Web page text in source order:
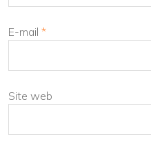
E-mail *
Site web